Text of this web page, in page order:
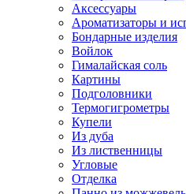
Аксессуары
Ароматизаторы и
Бондарные изделия
Войлок
Гималайская соль
Картины
Подголовники
Термогигрометры
Купели
Из дуба
Из лиственницы
Угловые
Отделка